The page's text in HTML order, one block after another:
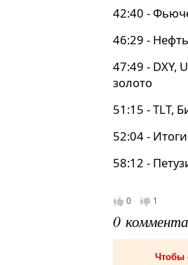
42:40 -
46:29 -
47:49 - DXY,
золото
51:15 - TLT,
52:04 -
58:12 -
0 1
0
Чтобы